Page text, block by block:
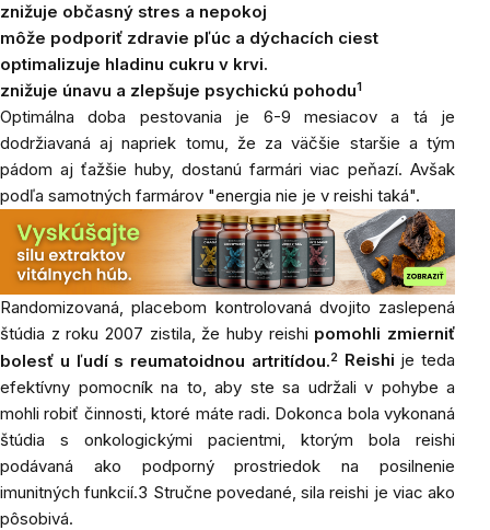
znižuje občasný stres a nepokoj
môže podporiť zdravie pľúc a dýchacích ciest
optimalizuje hladinu cukru v krvi.
znižuje únavu a zlepšuje psychickú pohodu1
Optimálna doba pestovania je 6-9 mesiacov a tá je
dodržiavaná aj napriek tomu, že za väčšie staršie a tým
pádom aj ťažšie huby, dostanú farmári viac peňazí. Avšak
podľa samotných farmárov "energia nie je v reishi taká".
Randomizovaná, placebom kontrolovaná dvojito zaslepená
štúdia z roku 2007 zistila, že huby reishi pomohli zmierniť
bolesť u ľudí s reumatoidnou artritídou.2 Reishi je teda
efektívny pomocník na to, aby ste sa udržali v pohybe a
mohli robiť činnosti, ktoré máte radi. Dokonca bola vykonaná
štúdia s onkologickými pacientmi, ktorým bola reishi
podávaná ako podporný prostriedok na posilnenie
imunitných funkcií.3 Stručne povedané, sila reishi je viac ako
pôsobivá.